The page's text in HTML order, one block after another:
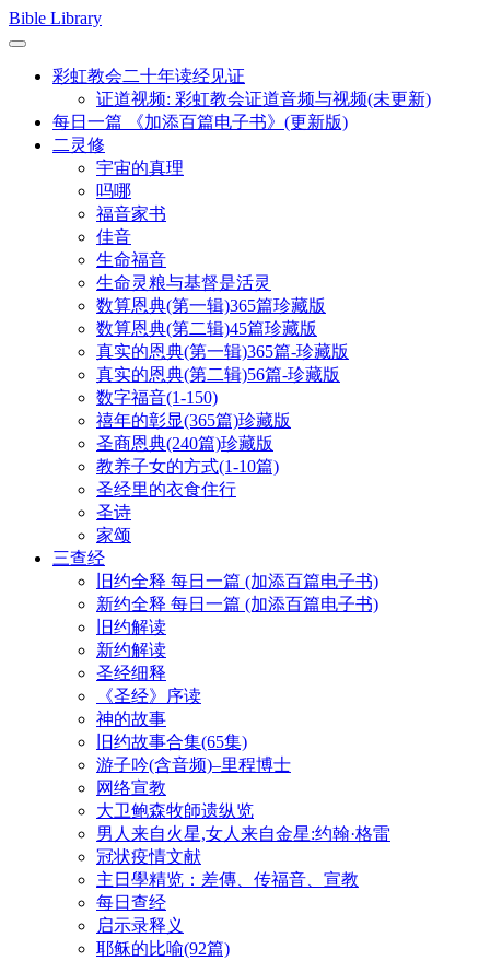
Skip
to
Bible Library
彩虹教会二十年读经见证
证道视频: 彩虹教会证道音频与视频(未更新)
每日一篇 《加添百篇电子书》(更新版)
二灵修
宇宙的真理
吗哪
福音家书
佳音
生命福音
生命灵粮与基督是活灵
数算恩典(第一辑)365篇珍藏版
数算恩典(第二辑)45篇珍藏版
真实的恩典(第一辑)365篇-珍藏版
真实的恩典(第二辑)56篇-珍藏版
数字福音(1-150)
禧年的彰显(365篇)珍藏版
圣商恩典(240篇)珍藏版
教养子女的方式(1-10篇)
圣经里的衣食住行
圣诗
家颂
三查经
旧约全释 每日一篇 (加添百篇电子书)
新约全释 每日一篇 (加添百篇电子书)
旧约解读
新约解读
圣经细释
《圣经》序读
神的故事
旧约故事合集(65集)
游子吟(含音频)–里程博士
网络宣教
大卫鲍森牧師遗纵览
男人来自火星,女人来自金星:约翰·格雷
冠状疫情文献
主日學精览：差傳、传福音、宣教
每日查经
启示录释义
耶稣的比喻(92篇)